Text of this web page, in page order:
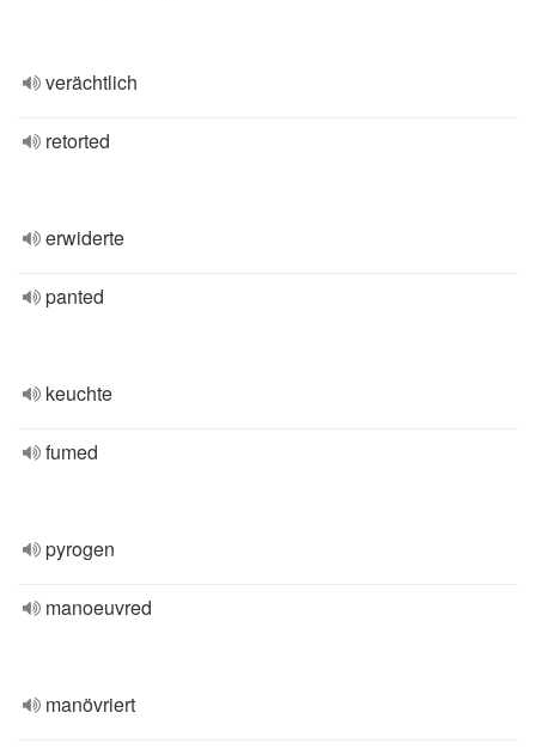
verächtlich
retorted
erwiderte
panted
keuchte
fumed
pyrogen
manoeuvred
manövriert